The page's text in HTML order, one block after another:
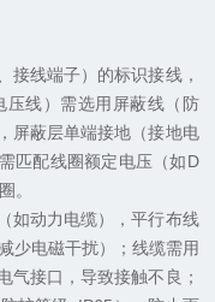
线端子）的标识接线，
压线）需选用屏蔽线（防
屏蔽层单端接地（接地电
匹配线圈额定电压（如D
。
动力电缆），平行布线
少电磁干扰）；线缆需用
气接口，导致接触不良；